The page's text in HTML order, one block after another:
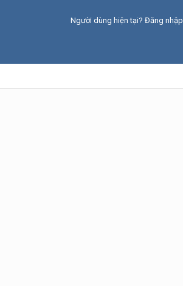
Người dùng hiện tại? Đăng nhập